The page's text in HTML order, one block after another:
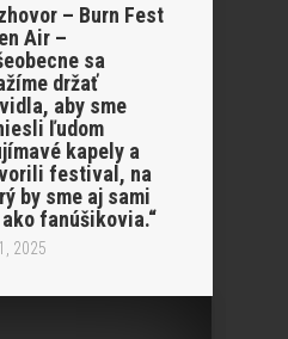
– Burn Fest
Air –
sa
držať
aby sme
ľudom
kapely a
festival, na
by sme aj sami
fanúšikovia.“
2025